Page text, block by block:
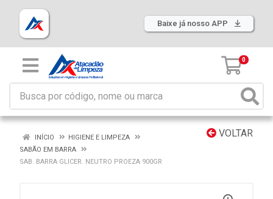
Baixe já nosso APP
0
VOLTAR
INÍCIO
HIGIENE E LIMPEZA
SABÃO EM BARRA
SAB. BARRA GLICER. NEUTRO PROEZA 900GR